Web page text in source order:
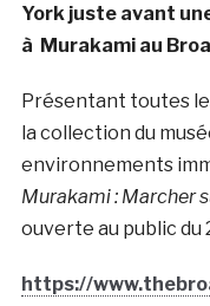
York juste avant
à Murakami au
Présentant toutes
la collection du
environnements
Murakami : Marcher
ouverte au public du
https://